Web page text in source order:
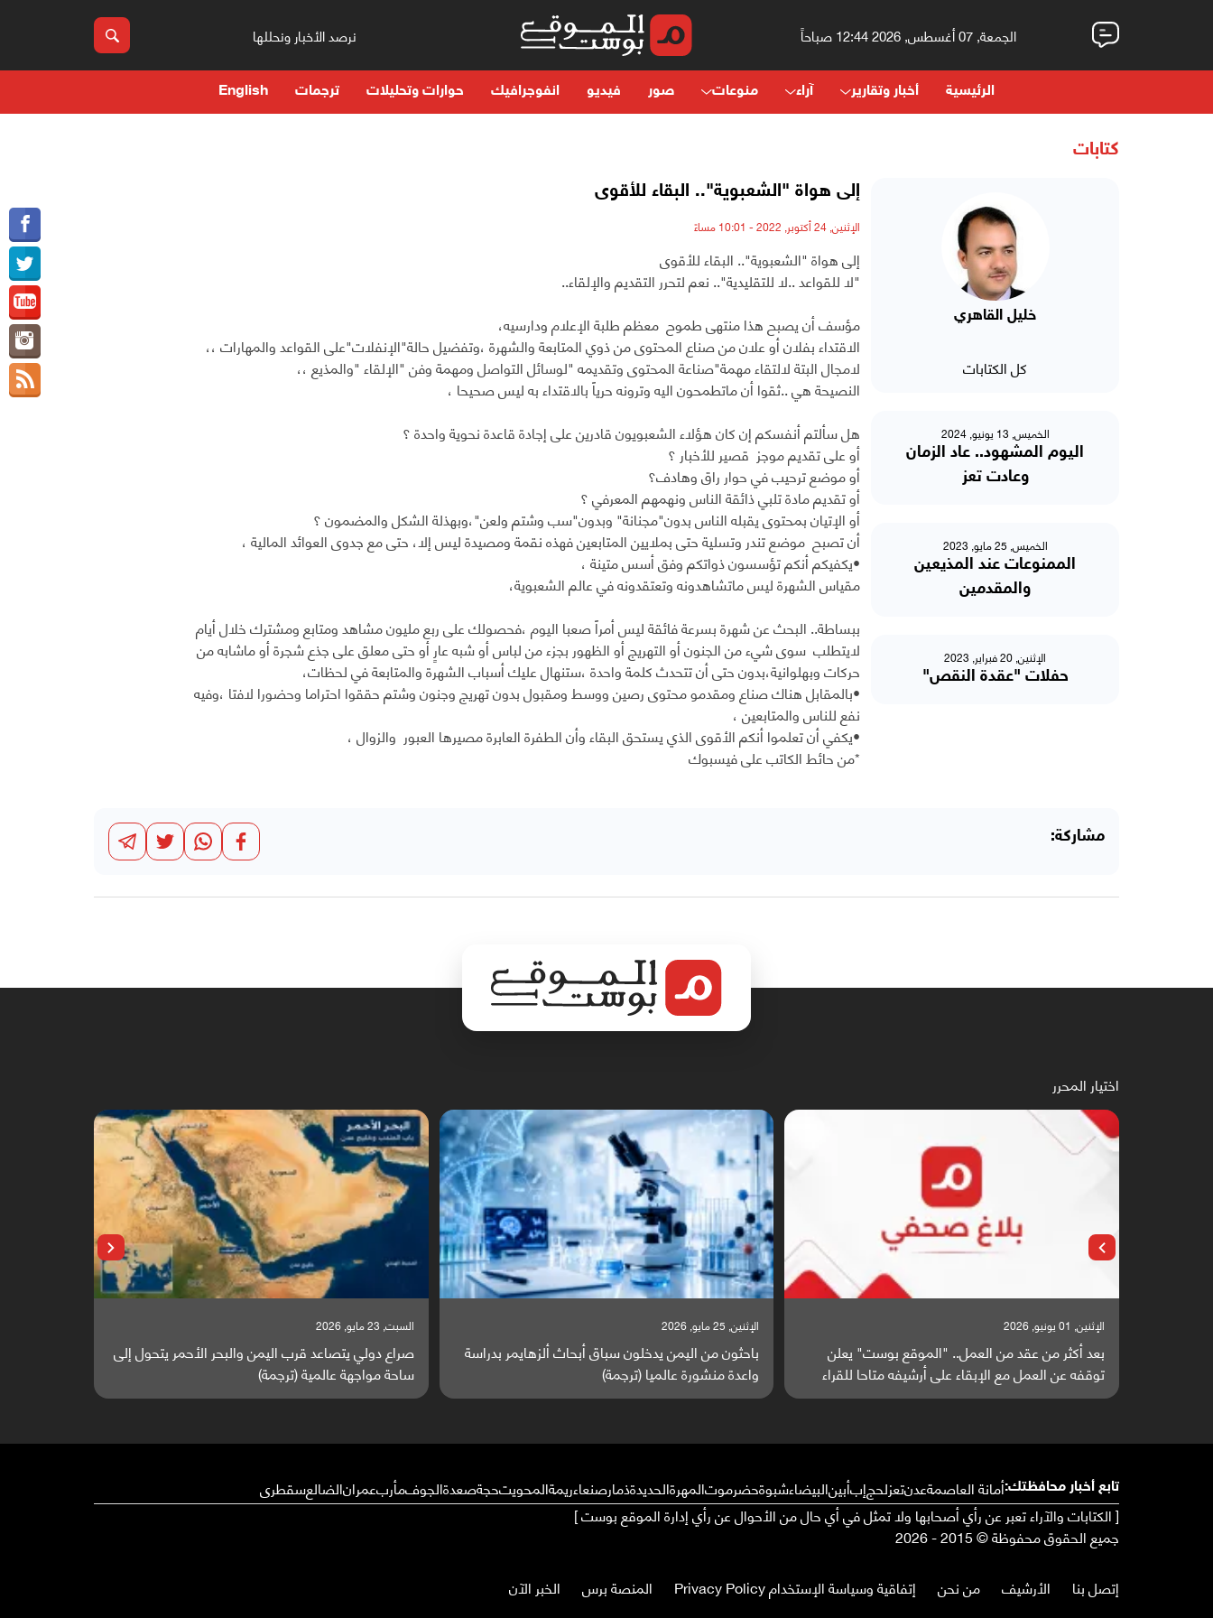
الجمعة, 07 أغسطس, 2026 12:44 صباحاً نرصد الأخبار ونحللها
الرئيسية أخبار وتقارير آراء منوعات صور فيديو انفوجرافيك حوارات وتحليلات ترجمات English
كتابات
خليل القاهري
كل الكتابات
الخميس, 13 يونيو, 2024
اليوم المشهود.. عاد الزمان
وعادت تعز
الخميس, 25 مايو, 2023
الممنوعات عند المذيعين
والمقدمين
الإثنين, 20 فبراير, 2023
حفلات "عقدة النقص"
إلى هواة "الشعبوية".. البقاء للأقوى
الإثنين, 24 أكتوبر, 2022 - 10:01 مساءً
إلى هواة "الشعبوية".. البقاء للأقوى
"لا للقواعد ..لا للتقليدية".. نعم لتحرر التقديم والإلقاء..
مؤسف أن يصبح هذا منتهى طموح معظم طلبة الإعلام ودارسيه،
الاقتداء بفلان أو علان من صناع المحتوى من ذوي المتابعة والشهرة ،وتفضيل حالة"الإنفلات"على القواعد والمهارات ،،
لامجال البتة لالتقاء مهمة"صناعة المحتوى وتقديمه "لوسائل التواصل ومهمة وفن "الإلقاء "والمذيع ،،
النصيحة هي ..ثقوا أن ماتطمحون اليه وترونه حرياً بالاقتداء به ليس صحيحا ،
هل سألتم أنفسكم إن كان هؤلاء الشعبويون قادرين على إجادة قاعدة نحوية واحدة ؟
أو على تقديم موجز قصير للأخبار ؟
أو موضع ترحيب في حوار راق وهادف؟
أو تقديم مادة تلبي ذائقة الناس ونهمهم المعرفي ؟
أو الإتيان بمحتوى يقبله الناس بدون"مجنانة" وبدون"سب وشتم ولعن"،وبهذلة الشكل والمضمون ؟
أن تصبح موضع تندر وتسلية حتى بملايين المتابعين فهذه نقمة ومصيدة ليس إلا، حتى مع جدوى العوائد المالية ،
•يكفيكم أنكم تؤسسون ذواتكم وفق أسس متينة ،
مقياس الشهرة ليس ماتشاهدونه وتعتقدونه في عالم الشعبوية،
ببساطة.. البحث عن شهرة بسرعة فائقة ليس أمراً صعبا اليوم ،فحصولك على ربع مليون مشاهد ومتابع ومشترك خلال أيام
لايتطلب سوى شيء من الجنون أو التهريج أو الظهور بجزء من لباس أو شبه عارٍ أو حتى معلق على جذع شجرة أو ماشابه من
حركات وبهلوانية،بدون حتى أن تتحدث كلمة واحدة ،ستنهال عليك أسباب الشهرة والمتابعة في لحظات،
•بالمقابل هناك صناع ومقدمو محتوى رصين ووسط ومقبول بدون تهريج وجنون وشتم حققوا احتراما وحضورا لافتا ،وفيه
نفع للناس والمتابعين ،
•يكفي أن تعلموا أنكم الأقوى الذي يستحق البقاء وأن الطفرة العابرة مصيرها العبور والزوال ،
*من حائط الكاتب على فيسبوك
مشاركة:
اختيار المحرر
الإثنين, 01 يونيو, 2026
بعد أكثر من عقد من العمل.. "الموقع بوست" يعلن
توقفه عن العمل مع الإبقاء على أرشيفه متاحا للقراء
الإثنين, 25 مايو, 2026
باحثون من اليمن يدخلون سباق أبحاث ألزهايمر بدراسة
واعدة منشورة عالميا (ترجمة)
السبت, 23 مايو, 2026
صراع دولي يتصاعد قرب اليمن والبحر الأحمر يتحول إلى
ساحة مواجهة عالمية (ترجمة)
تابع أخبار محافظتك:أمانة العاصمةعدنتعزلحجإبأبينالبيضاءشبوةحضرموتالمهرةالحديدةذمارصنعاءريمةالمحويتحجةصعدةالجوفمأربعمرانالضالعسقطرى
[ الكتابات والآراء تعبر عن رأي أصحابها ولا تمثل في أي حال من الأحوال عن رأي إدارة الموقع بوست ]
جميع الحقوق محفوظة © 2015 - 2026
إتصل بنا
الأرشيف من نحن إتفاقية وسياسة الإستخدام Privacy Policy المنصة برس الخبر الآن